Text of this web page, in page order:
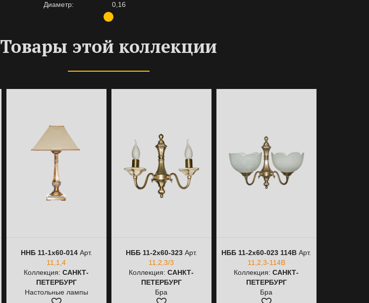
Диаметр: 0,16
Товары этой коллекции
ННБ 11-1х60-014Арт.
11,1,4
Коллекция: САНКТ-
ПЕТЕРБУРГ
Настольные лампы
НББ 11-2х60-323Арт.
11,2,3/3
Коллекция: САНКТ-
ПЕТЕРБУРГ
Бра
НББ 11-2х60-023 114В Арт.
11,2,3-114В
Коллекция: САНКТ-
ПЕТЕРБУРГ
Бра